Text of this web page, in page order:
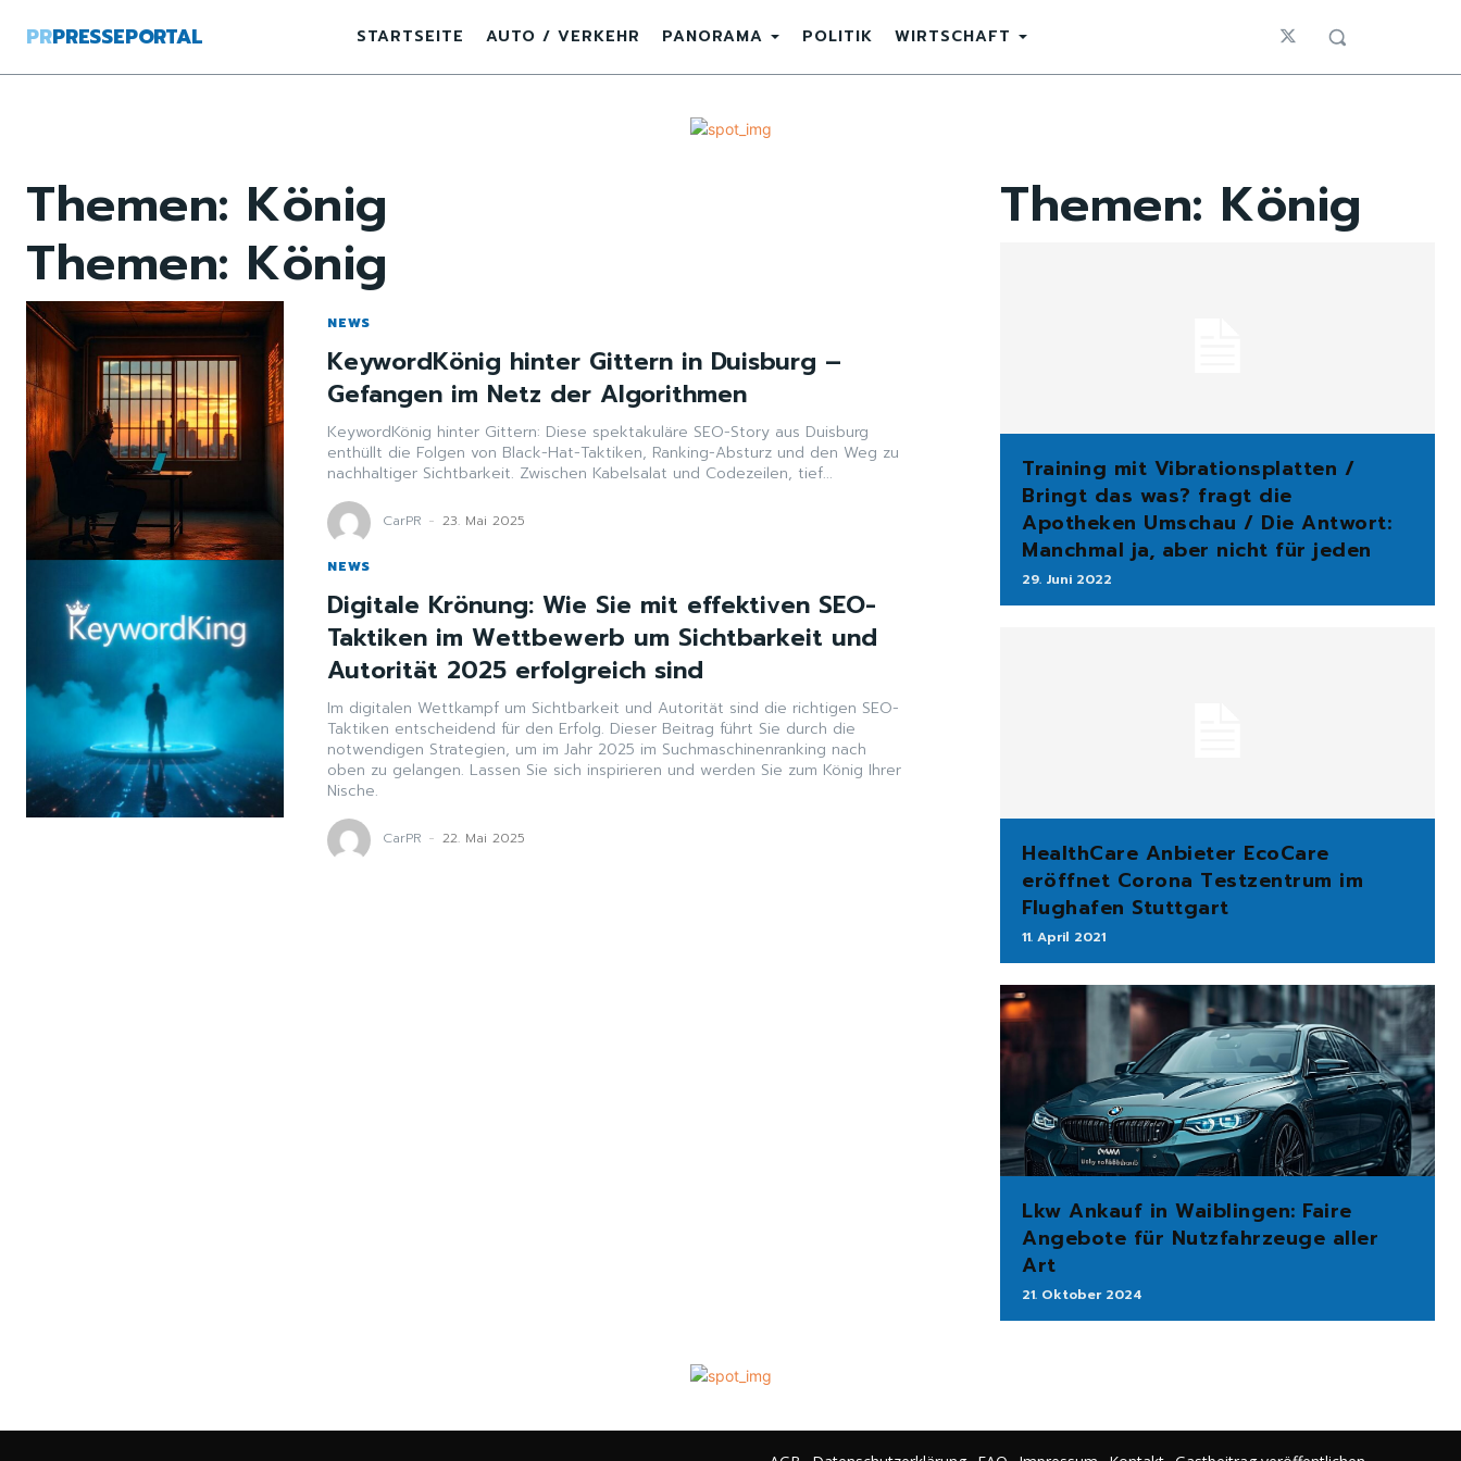
PRPRESSEPORTAL STARTSEITE AUTO / VERKEHR PANORAMA POLITIK WIRTSCHAFT
Themen: König
Themen: König
NEWS
KeywordKönig hinter Gittern in Duisburg –
Gefangen im Netz der Algorithmen
KeywordKönig hinter Gittern: Diese spektakuläre SEO-Story aus Duisburg
enthüllt die Folgen von Black-Hat-Taktiken, Ranking-Absturz und den Weg zu
nachhaltiger Sichtbarkeit. Zwischen Kabelsalat und Codezeilen, tief...
CarPR - 23. Mai 2025
NEWS
Digitale Krönung: Wie Sie mit effektiven SEO-
Taktiken im Wettbewerb um Sichtbarkeit und
Autorität 2025 erfolgreich sind
Im digitalen Wettkampf um Sichtbarkeit und Autorität sind die richtigen SEO-
Taktiken entscheidend für den Erfolg. Dieser Beitrag führt Sie durch die
notwendigen Strategien, um im Jahr 2025 im Suchmaschinenranking nach
oben zu gelangen. Lassen Sie sich inspirieren und werden Sie zum König Ihrer
Nische.
CarPR - 22. Mai 2025
Themen: König
Training mit Vibrationsplatten /
Bringt das was? fragt die
Apotheken Umschau / Die Antwort:
Manchmal ja, aber nicht für jeden
29. Juni 2022
HealthCare Anbieter EcoCare
eröffnet Corona Testzentrum im
Flughafen Stuttgart
11. April 2021
Lkw Ankauf in Waiblingen: Faire
Angebote für Nutzfahrzeuge aller
Art
21. Oktober 2024